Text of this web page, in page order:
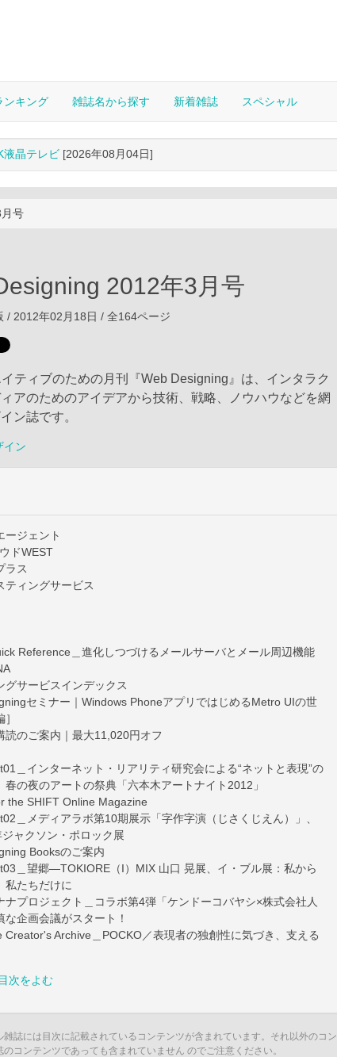
ンキング 雑誌名から探す 新着雑誌 スペシャル
液晶テレビ [2026年08月04日]
号
2012年3月号
/ 2012年02月18日 / 全164ページ
ティブのための月刊『Web Designing』は、インタラク
アのためのアイデアから技術、戦略、ノウハウなどを網
ン誌です。
イン
ージェント
ドWEST
ラス
ティングサービス
Reference＿進化しつづけるメールサーバとメール周辺機能
グサービスインデックス
セミナー｜Windows PhoneアプリではじめるMetro UIの世
読のご案内｜最大11,020円オフ
＿インターネット・リアリティ研究会による“ネットと表現”の
春の夜のアートの祭典「六本木アートナイト2012」
the SHIFT Online Magazine
＿メディアラボ第10期展示「字作字演（じさくじえん）」、
ャクソン・ポロック展
Booksのご案内
＿望郷―TOKIORE（I）MIX 山口 晃展、イ・ブル展：私から
私たちだけに
ナプロジェクト＿コラボ第4弾「ケンドーコバヤシ×株式会社人
な企画会議がスタート！
Creator's Archive＿POCKO／表現者の独創性に気づき、支える
次をよむ
誌には目次に記載されているコンテンツが含まれています。それ以外のコン
のコンテンツであっても含まれていません のでご注意ください。